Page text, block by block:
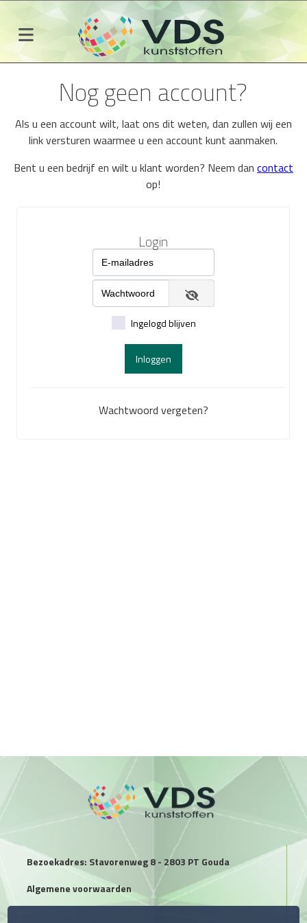
Nog geen account?
Als u een account wilt, laat ons dit weten, dan zullen wij een
link versturen waarmee u een account kunt aanmaken.
Bent u een bedrijf en wilt u klant worden? Neem dan contact
op!
Login
Ingelogd blijven
Inloggen
Wachtwoord vergeten?
Bezoekadres: Stavorenweg 8 - 2803 PT Gouda
Algemene voorwaarden